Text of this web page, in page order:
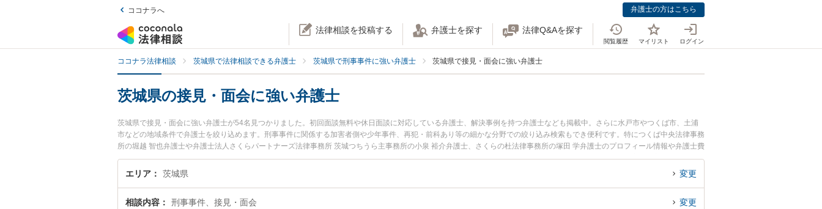
ココナラへ 弁護士の方はこちら
法律相談を投稿する 弁護士を探す 法律Q&Aを探す
閲覧履歴 マイリスト ログイン
ココナラ法律相談 茨城県で法律相談できる弁護士 茨城県で刑事事件に強い弁護士 茨城県で接見・面会に強い弁護士
茨城県の接見・面会に強い弁護士
茨城県で接見・面会に強い弁護士が54名見つかりました。初回面談無料や休日面談に対応している弁護士、解決事例を持つ弁護士なども掲載中。さらに水戸市やつくば市、土浦
市などの地域条件で弁護士を絞り込めます。刑事事件に関係する加害者側や少年事件、再犯・前科あり等の細かな分野での絞り込み検索もでき便利です。特につくば中央法律事務
所の堀越 智也弁護士や弁護士法人さくらパートナーズ法律事務所 茨城つちうら主事務所の小泉 裕介弁護士、さくらの杜法律事務所の塚田 学弁護士のプロフィール情報や弁護士費
用、強みなどが注目されています。『茨城県で土日や夜間に発生した接見・面会のトラブルを今すぐに弁護士に相談したい』『接見・面会のトラブル解決の実績豊富な近くの弁護
士を検索したい』『初回相談無料で接見・面会を法律相談できる茨城県内の弁護士に相談予約したい』などでお困りの相談者さんにおすすめです。
エリア 茨城県 変更
相談内容 刑事事件、接見・面会 変更